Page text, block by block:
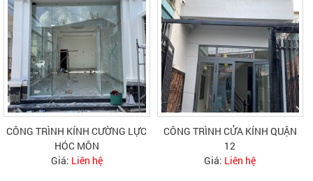
CÔNG TRÌNH KÍNH CƯỜNG LỰC
HÓC MÔN
Giá: Liên hệ
CÔNG TRÌNH CỬA KÍNH QUẬN
12
Giá: Liên hệ